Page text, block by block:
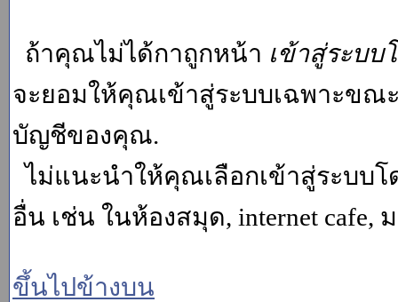
ถ้าคุณไม่ได้กาถูกหน้า เข้าสู่ระบ
จะยอมให้คุณเข้าสู่ระบบเฉพาะขณ
บัญชีของคุณ.
ไม่แนะนำให้คุณเลือกเข้าสู่ระบบ
อื่น เช่น ในห้องสมุด, internet cafe,
ขึ้นไปข้างบน